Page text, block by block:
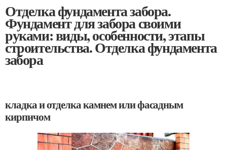
Отделка фундамента забора.
Фундамент для забора своими
руками: виды, особенности, этапы
строительства. Отделка фундамента
забора
кладка и отделка камнем или фасадным
кирпичом